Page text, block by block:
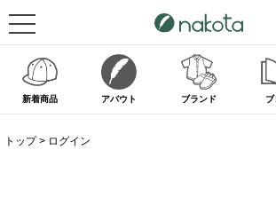
新着商品 アバウト ブランド ブ
トップ ログイン